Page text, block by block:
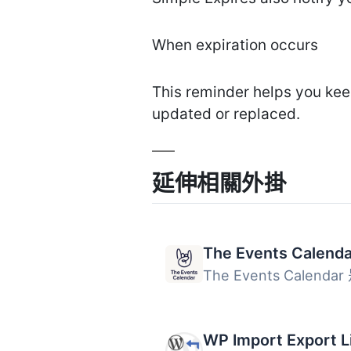
When expiration occurs
This reminder helps you
updated or replaced.
延伸相關外掛
The Events
WP Import Export